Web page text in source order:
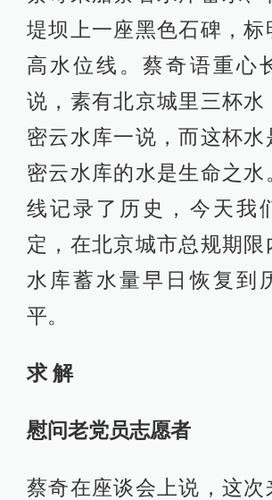
堤坝上一座黑色石碑，标
高水位线。蔡奇语重心
说，素有北京城里三杯水
密云水库一说，而这杯水
密云水库的水是生命之水
线记录了历史，今天我
定，在北京城市总规期限
水库蓄水量早日恢复到
平。
求 解
慰问老党员志愿者
蔡奇在座谈会上说，这次